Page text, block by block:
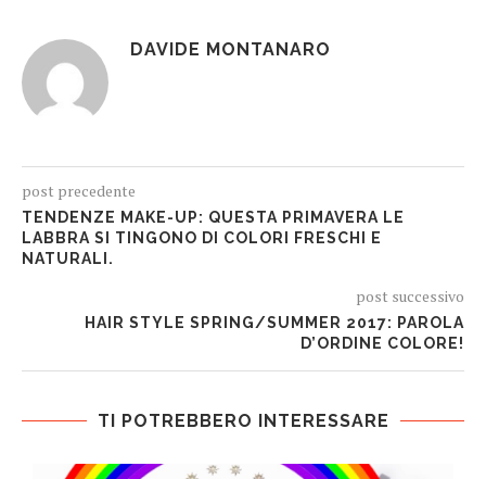
DAVIDE MONTANARO
post precedente
TENDENZE MAKE-UP: QUESTA PRIMAVERA LE
LABBRA SI TINGONO DI COLORI FRESCHI E
NATURALI.
post successivo
HAIR STYLE SPRING/SUMMER 2017: PAROLA
D’ORDINE COLORE!
TI POTREBBERO INTERESSARE